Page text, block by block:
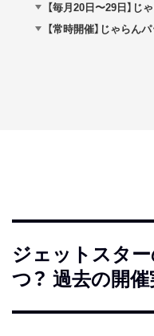
【毎月20日〜29日】じ
【常時開催】じゃらん
ジェットスタ
つ？ 過去の開